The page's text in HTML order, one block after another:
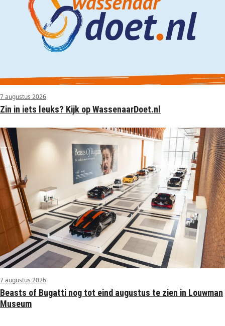
7 augustus 2026
Zin in iets leuks? Kijk op WassenaarDoet.nl
7 augustus 2026
Beasts of Bugatti nog tot eind augustus te zien in Louwman
Museum